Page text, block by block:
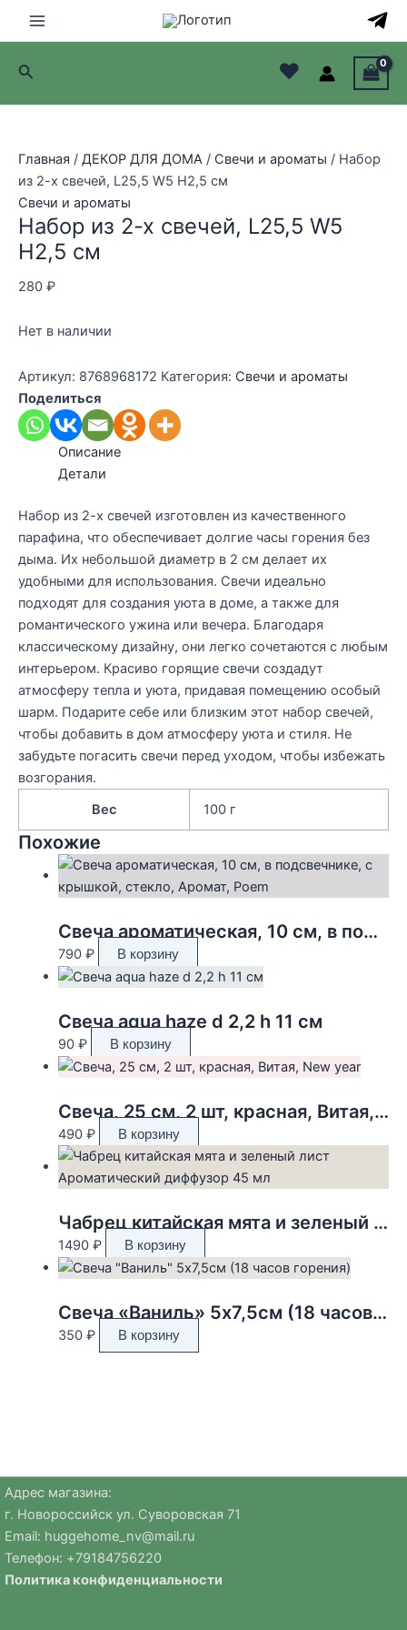
Main
Menu
Поиск ♥
Главная / ДЕКОР ДЛЯ ДОМА / Свечи и ароматы / Набор
из 2-х свечей, L25,5 W5 H2,5 см
Свечи и ароматы
Набор из 2-х свечей, L25,5 W5
H2,5 см
280 ₽
Нет в наличии
Артикул: 8768968172 Категория: Свечи и ароматы
Поделиться
Описание
Детали
Набор из 2-х свечей изготовлен из качественного
парафина, что обеспечивает долгие часы горения без
дыма. Их небольшой диаметр в 2 см делает их
удобными для использования. Свечи идеально
подходят для создания уюта в доме, а также для
романтического ужина или вечера. Благодаря
классическому дизайну, они легко сочетаются с любым
интерьером. Красиво горящие свечи создадут
атмосферу тепла и уюта, придавая помещению особый
шарм. Подарите себе или близким этот набор свечей,
чтобы добавить в дом атмосферу уюта и стиля. Не
забудьте погасить свечи перед уходом, чтобы избежать
возгорания.
Вес
100 г
Похожие
Свеча ароматическая, 10 см, в подсвечнике, с крышкой, стекло, Аромат, Poem
790 ₽ В корзину
Свеча aqua haze d 2,2 h 11 см
90 ₽ В корзину
Свеча, 25 см, 2 шт, красная, Витая, New year
490 ₽ В корзину
Чабрец китайская мята и зеленый лист Ароматический диффузор 45 мл
1490 ₽ В корзину
Свеча «Ваниль» 5х7,5см (18 часов горения)
350 ₽ В корзину
Адрес магазина:
г. Новороссийск ул. Суворовская 71
Email: huggehome_nv@mail.ru
Телефон: +79184756220
Политика конфиденциальности